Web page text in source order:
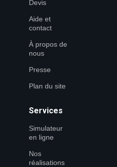
Devis
Aide et
contact
À propos de
nous
Presse
Plan du site
Services
Simulateur
en ligne
Nos
réalisations